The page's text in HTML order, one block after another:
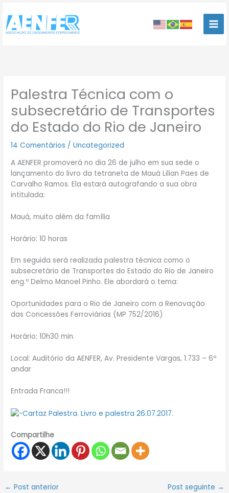
para
conteúdo
Palestra Técnica com o
subsecretário de Transportes
do Estado do Rio de Janeiro
14 Comentários /Uncategorized
A AENFER promoverá no dia 26 de julho em sua sede o
lançamento do livro da tetraneta de Mauá Lilian Paes de
Carvalho Ramos. Ela estará autografando a sua obra
intitulada:
Mauá, muito além da família
Horário: 10 horas
Em seguida será realizada palestra técnica como o
subsecretário de Transportes do Estado do Rio de Janeiro
eng.º Delmo Manoel Pinho. Ele abordará o tema:
Oportunidades para o Rio de Janeiro com a Renovação
das Concessões Ferroviárias (MP 752/2016)
Horário: 10h30 min.
Local: Auditório da AENFER, Av. Presidente Vargas, 1.733 – 6º
andar
Entrada Franca!!!
Compartilhe
← Post anterior Post seguinte →